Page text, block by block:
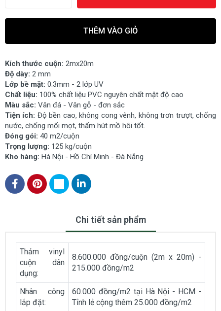
THÊM VÀO GIỎ
Kích thước cuộn: 2mx20m
Độ dày: 2 mm
Lớp bề mặt: 0.3mm - 2 lớp UV
Chất liệu: 100% chất liệu PVC nguyên chất mật độ cao
Màu sắc: Vân đá - Vân gỗ - đơn sắc
Tiện ích: Độ bền cao, không cong vênh, không trơn trượt, chống
nước, chống mối mọt, thấm hút mồ hôi tốt.
Đóng gói: 40 m2/cuộn
Trọng lượng: 125 kg/cuộn
Kho hàng: Hà Nội - Hồ Chí Minh - Đà Nẵng
Chi tiết sản phẩm
Thảm vinyl
cuộn dân
dụng:
8.600.000 đồng/cuộn (2m x 20m) -
215.000 đồng/m2
Nhân công
lắp đặt:
60.000 đồng/m2 tại Hà Nội - HCM -
Tỉnh lẻ cộng thêm 25.000 đồng/m2